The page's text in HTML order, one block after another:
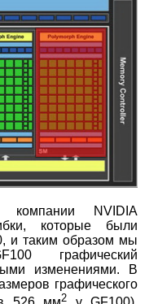
компании NVIDIA
которые были
и таким образом мы
графический
изменениями. В
графического
2